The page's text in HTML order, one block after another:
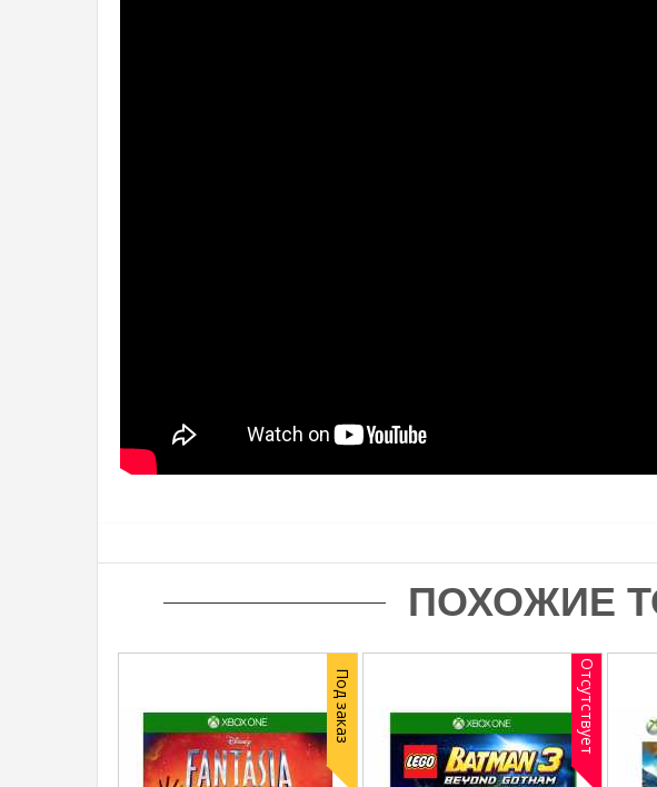
ПОХОЖИЕ
Под заказ Отсутствует